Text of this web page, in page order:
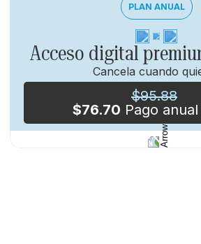
PLAN ANUAL
Acceso digital
Cancela cuando
$95.88
$76.70 Pago
Podrás regalar a un
anuala El Nuevo Día y su
suscriptores